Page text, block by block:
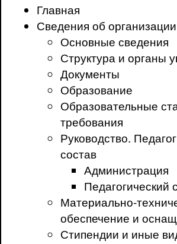
Главная
Сведения об организации
Основные сведения
Структура и органы
Документы
Образование
Образовательные
требования
Руководство.
состав
Администрация
Педагогический
Материально-
обеспечение и
Стипендии и иные